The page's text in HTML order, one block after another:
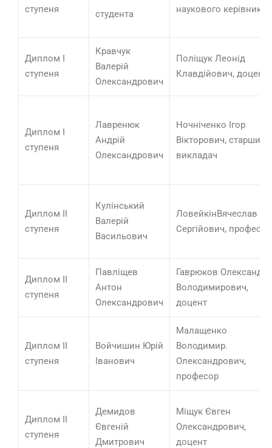
ступеня
студента
наукового керівника
Диплом І
ступеня
Кравчук
Валерій
Олександрович
Поліщук Леонід
Клавдійович, доцент
Диплом І
ступеня
Лавренюк
Андрій
Олександрович
Ночніченко Ігор
Вікторович, старший
викладач
Диплом ІІ
ступеня
Кулінський
Валерій
Васильович
ЛовейкінВячеслав
Сергійович, професор
Диплом ІІ
ступеня
Павліщев
Антон
Олександрович
Гаврюков Олександр
Володимирович,
доцент
Диплом ІІ
ступеня
Войчишин Юрій
Іванович
Малащенко
Володимир.
Олександрович,
професор
Диплом ІІ
ступеня
Демидов
Євгеній
Дмитрович
Міщук Євген
Олександрович,
доцент